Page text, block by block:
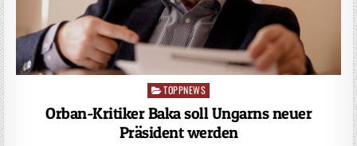
Posted
in
TOPPNEWS
Orban-Kritiker Baka soll Ungarns neuer
Präsident werden